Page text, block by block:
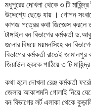
মধুপুরের দোখলা থেকে ৩ টি
উদ্দেশ্যে ছেড়ে যায় । গোপন
কাগজ পত্রের কথা জিজ্ঞেস করলে
টাঙ্গাইল বন বিভাগের কর্মকর্তা
গুলোর বিষয়ে ময়মনসিংহ বন
বিভাগের কর্মকর্তা রাতেই
জিয়াউল হককে পাঠিয়ে ৩ টি
কথা হলে দোখলা রেঞ্জ কর্মকর্তা
জেলায় আকাশমনি গোলাই নিয়ে
বন বিভাগের লর্ট এলাকা থেকে